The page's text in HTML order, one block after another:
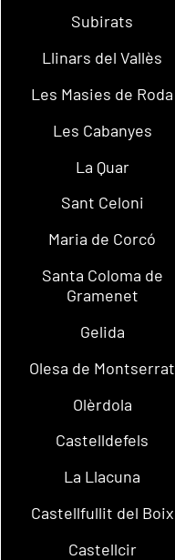
Subirats
Llinars del Vallès
Les Masies de Roda
Les Cabanyes
La Quar
Sant Celoni
Maria de Corcó
Santa Coloma de
Gramenet
Gelida
Olesa de Montserrat
Olèrdola
Castelldefels
La Llacuna
Castellfullit del Boix
Castellcir